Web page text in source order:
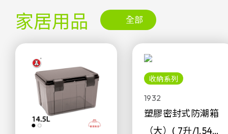
家居用品 全部
收納系列
1932
塑膠密封式防潮箱
（大）( 7升/1.54加